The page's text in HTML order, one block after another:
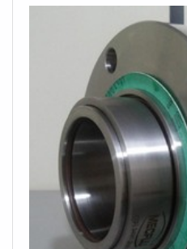
disco a sua única parte
sede funciona por